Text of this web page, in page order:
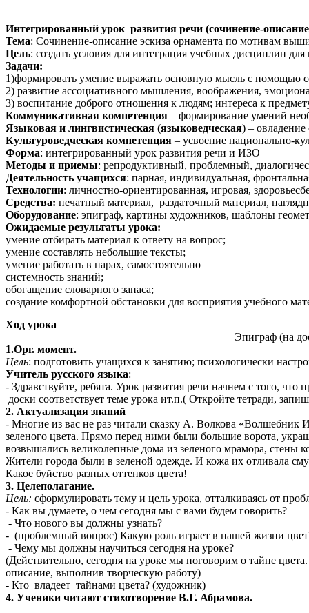
Интегрированный урок развития речи (сочинение-
Тема: Сочинение-описание эскиза орнамента по мотивам
Цель: создать условия для интеграция учебных дисциплин
Задачи:
1)формировать умение выражать основную мысль с помощью
2) развитие ассоциативного мышления, воображения,
3) воспитание доброго отношения к людям; интереса к
Коммуникативная компетенция – формирование умений
Языковая и лингвистическая (языковедческая) –
Культуроведческая компетенция – усвоение национально-
Форма: интегрированный урок развития речи и ИЗО
Методы и приемы: репродуктивный, проблемный,
Деятельность учащихся: парная, индивидуальная,
Технологии: личностно-ориентированная, игровая,
Средства: печатный материал, раздаточный материал,
Оборудование: эпиграф, картины художников, шаблоны
Ожидаемые результаты урока:
умение отбирать материал к ответу на вопрос;
умение составлять небольшие тексты;
умение работать в парах, самостоятельно
системность знаний;
обогащение словарного запаса;
создание комфортной обстановки для восприятия учебного
Ход урока
Эпиграф (на
1.Орг. момент.
Цель: подготовить учащихся к занятию; психологически
Учитель русского языка:
- Здравствуйте, ребята. Урок развития речи начнем с того,
доски соответствует теме урока ит.п.( Откройте тетради,
2. Актуализация знаний
- Многие из вас не раз читали сказку А. Волкова «Волшебник
зеленого цвета. Прямо перед ними были большие ворота,
возвышались великолепные дома из зеленого мрамора,
Жители города были в зеленой одежде. И кожа их отливала
Какое буйство разных оттенков цвета!
3. Целеполагание.
Цель: сформулировать тему и цель урока, отталкиваясь от
- Как вы думаете, о чем сегодня мы с вами будем говорить?
- Что нового вы должны узнать?
- (проблемный вопрос) Какую роль играет в нашей жизни
- Чему мы должны научиться сегодня на уроке?
(Действительно, сегодня на уроке мы поговорим о тайне
описание, выполнив творческую работу)
- Кто владеет тайнами цвета? (художник)
4. Ученики читают стихотворение В.Г. Абрамова.